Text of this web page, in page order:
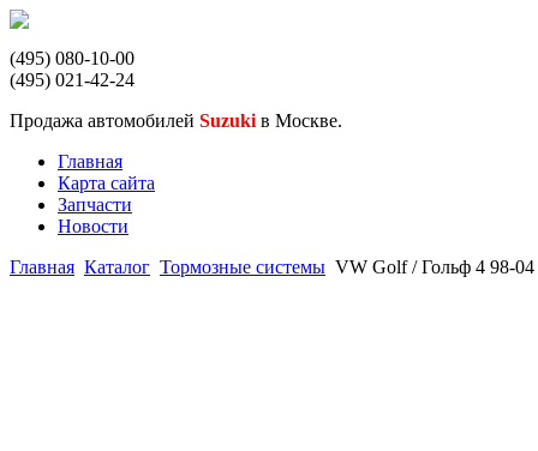
(495) 080-10-00
(495) 021-42-24
Продажа автомобилей Suzuki в Москве.
Главная
Карта сайта
Запчасти
Новости
Главная Каталог Тормозные системы VW Golf / Гольф 4 98-